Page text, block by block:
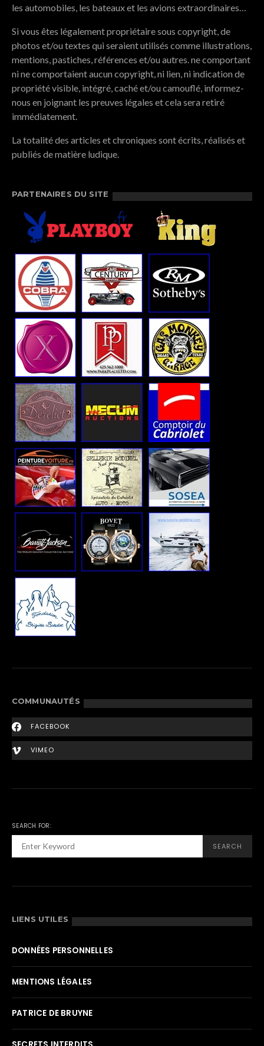
les automobiles, les bateaux et les avions extraordinaires…
Si vous êtes légalement propriétaire sous copyright, de
photos et/ou textes qui seraient utilisés comme illustrations,
mentions, pastiches, références et/ou autres. ne comportant
ni ne comportaient aucun copyright, ni lien, ni indication de
propriété visible, intégré, caché et/ou camouflé, informez-
nous en joignant les preuves légales et cela sera retiré
immédiatement.
La totalité des articles et chroniques sont écrits, réalisés et
publiés de matière ludique.
PARTENAIRES DU SITE
COMMUNAUTÉS
FACEBOOK
VIMEO
SEARCH FOR:
SEARCH
LIENS UTILES
DONNÉES PERSONNELLES
MENTIONS LÉGALES
PATRICE DE BRUYNE